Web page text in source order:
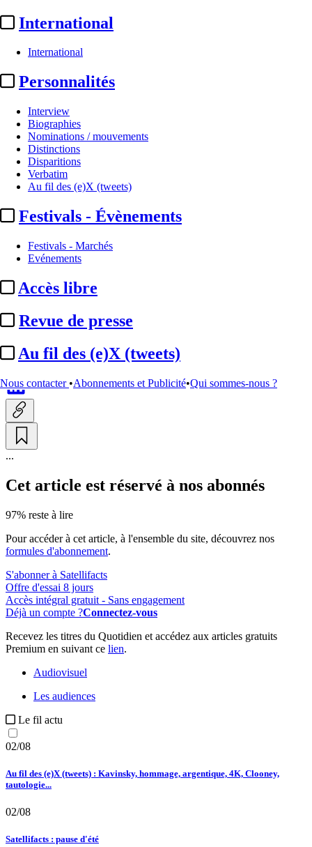
International
International
Personnalités
Interview
Biographies
Nominations / mouvements
Distinctions
Disparitions
Verbatim
Au fil des (e)X (tweets)
Festivals - Évènements
Festivals - Marchés
Evénements
Accès libre
Revue de presse
Au fil des (e)X (tweets)
Nous contacter •Abonnements et Publicité•Qui sommes-nous ?
Audiences 08/05/2026 :
« Tropiques criminels » leader
en hausse avec le final ...
ParChristine Monfort
...
Cet article est réservé à nos abonnés
97% reste à lire
Pour accéder à cet article, à l'ensemble du site, découvrez nos
formules d'abonnement.
S'abonner à Satellifacts
Offre d'essai 8 jours
Accès intégral gratuit - Sans engagement
Déjà un compte ?Connectez-vous
Recevez les titres du Quotidien et accédez aux articles gratuits
Premium en suivant ce lien.
Audiovisuel
Les audiences
Le fil actu
02/08
Au fil des (e)X (tweets) : Kavinsky, hommage, argentique, 4K, Clooney,
tautologie...
02/08
Satellifacts : pause d'été